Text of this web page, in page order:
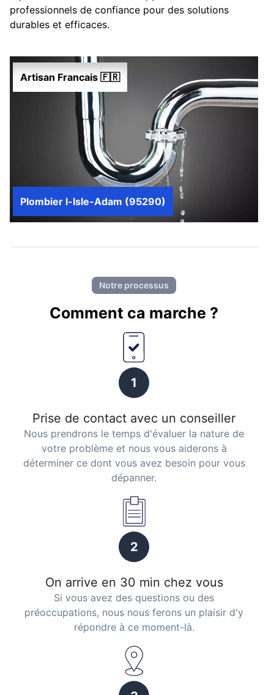
professionnels de confiance pour des solutions
durables et efficaces.
Artisan Francais 🇫🇷
Plombier l-Isle-Adam (95290)
Notre processus
Comment ca marche ?
1
Prise de contact avec un conseiller
Nous prendrons le temps d'évaluer la nature de
votre problème et nous vous aiderons à
déterminer ce dont vous avez besoin pour vous
dépanner.
2
On arrive en 30 min chez vous
Si vous avez des questions ou des
préoccupations, nous nous ferons un plaisir d'y
répondre à ce moment-là.